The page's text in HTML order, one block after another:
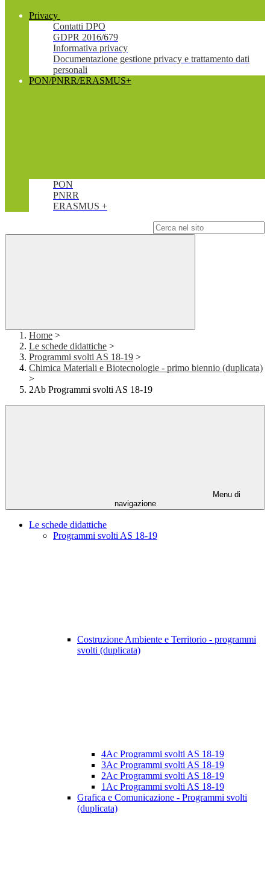
Privacy
Contatti DPO
GDPR 2016/679
Informativa privacy
Documentazione gestione privacy e trattamento dati
personali
PON/PNRR/ERASMUS+
PON
PNRR
ERASMUS +
Home >
Le schede didattiche >
Programmi svolti AS 18-19 >
Chimica Materiali e Biotecnologie - primo biennio (duplicata)
>
2Ab Programmi svolti AS 18-19
Menu di
navigazione
Le schede didattiche
Programmi svolti AS 18-19
Costruzione Ambiente e Territorio - programmi
svolti (duplicata)
4Ac Programmi svolti AS 18-19
3Ac Programmi svolti AS 18-19
2Ac Programmi svolti AS 18-19
1Ac Programmi svolti AS 18-19
Grafica e Comunicazione - Programmi svolti
(duplicata)